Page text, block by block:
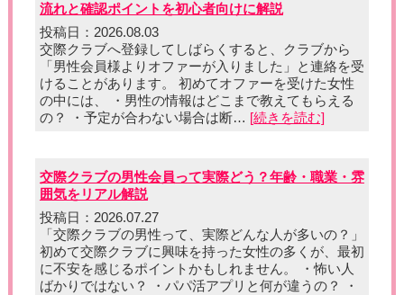
流れと確認ポイントを初心者向けに解説
投稿日：2026.08.03
交際クラブへ登録してしばらくすると、クラブから
「男性会員様よりオファーが入りました」と連絡を受
けることがあります。 初めてオファーを受けた女性
の中には、 ・男性の情報はどこまで教えてもらえる
の？ ・予定が合わない場合は断… [続きを読む]
交際クラブの男性会員って実際どう？年齢・職業・雰
囲気をリアル解説
投稿日：2026.07.27
「交際クラブの男性って、実際どんな人が多いの？」
初めて交際クラブに興味を持った女性の多くが、最初
に不安を感じるポイントかもしれません。 ・怖い人
ばかりではない？ ・パパ活アプリと何が違うの？ ・